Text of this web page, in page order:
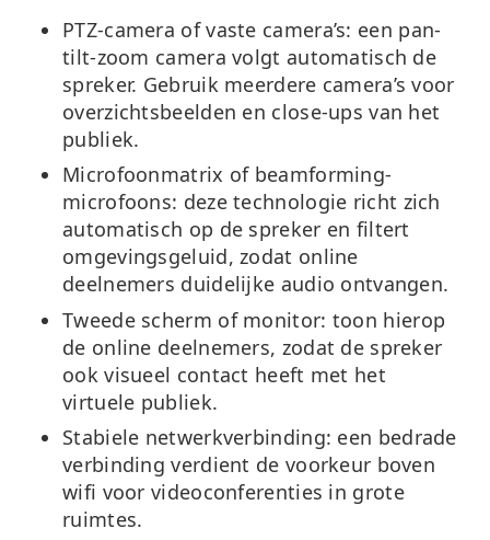
PTZ-camera of vaste camera’s: een pan-
tilt-zoom camera volgt automatisch de
spreker. Gebruik meerdere camera’s voor
overzichtsbeelden en close-ups van het
publiek.
Microfoonmatrix of beamforming-
microfoons: deze technologie richt zich
automatisch op de spreker en filtert
omgevingsgeluid, zodat online
deelnemers duidelijke audio ontvangen.
Tweede scherm of monitor: toon hierop
de online deelnemers, zodat de spreker
ook visueel contact heeft met het
virtuele publiek.
Stabiele netwerkverbinding: een bedrade
verbinding verdient de voorkeur boven
wifi voor videoconferenties in grote
ruimtes.